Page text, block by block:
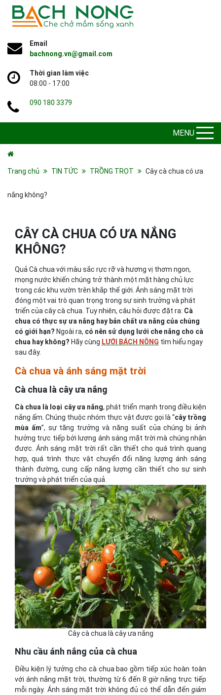
Email
bachnong.vn@gmail.com
Thời gian làm việc
08:00 - 17:00
090 180 3379
MENU
Trang chủ TIN TỨC TRỒNG TRỌT Cây cà chua có ưa
nắng không?
CÂY CÀ CHUA CÓ ƯA NẮNG
KHÔNG?
Quả Cà chua với màu sắc rực rỡ và hương vị thơm ngon,
mọng nước khiến chúng trở thành một mặt hàng chủ lực
trong các khu vườn trên khắp thế giới. Ánh sáng mặt trời
đóng một vai trò quan trọng trong sự sinh trưởng và phát
triển của cây cà chua. Tuy nhiên, câu hỏi được đặt ra: Cà
chua có thực sự ưa nắng hay bản chất ưa nắng của chúng
có giới hạn? Ngoài ra, có nên sử dụng lưới che nắng cho cà
chua hay không? Hãy cùng LƯỚI BÁCH NÔNG tìm hiểu ngay
sau đây.
Cà chua và ánh sáng mặt trời
Cà chua là cây ưa nắng
Cà chua là loại cây ưa nắng, phát triển mạnh trong điều kiện
nắng ấm. Chúng thuộc nhóm thực vật được gọi là “cây trồng
mùa ấm”, sự tăng trưởng và năng suất của chúng bị ảnh
hưởng trực tiếp bởi lượng ánh sáng mặt trời mà chúng nhận
được. Ánh sáng mặt trời rất cần thiết cho quá trình quang
hợp, quá trình thực vật chuyển đổi năng lượng ánh sáng
thành đường, cung cấp năng lượng cần thiết cho sự sinh
trưởng và phát triển của quả.
Cây cà chua là cây ưa nắng
Nhu cầu ánh nắng của cà chua
Điều kiện lý tưởng cho cà chua bao gồm tiếp xúc hoàn toàn
với ánh nắng mặt trời, thường từ 6 đến 8 giờ nắng trực tiếp
mỗi ngày. Ánh sáng mặt trời không đủ có thể dẫn đến giảm